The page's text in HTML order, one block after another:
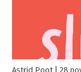
Astrid Poot 28